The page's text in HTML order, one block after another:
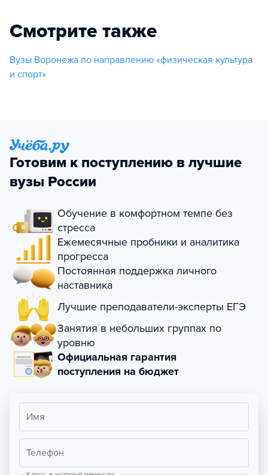
Смотрите также
Вузы Воронежа по направлению «физическая культура
и спорт»
Готовим к поступлению в лучшие
вузы России
Обучение в комфортном темпе без
стресса
Ежемесячные пробники и аналитика
прогресса
Постоянная поддержка личного
наставника
Лучшие преподаватели-эксперты ЕГЭ
Занятия в небольших группах по
уровню
Официальная гарантия
поступления на бюджет
Имя
Телефон